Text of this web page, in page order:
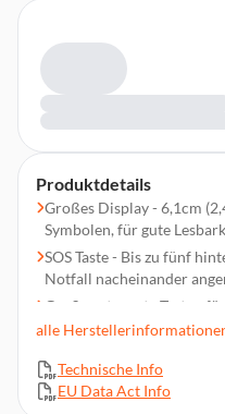
Produktdetails
Großes Display - 6,1cm
Symbolen, für gute
SOS Taste - Bis zu fünf
Notfall nacheinander
Große getrennte Taste -
Taschenlampenfunktion -
finden
Klapp-Design – Tasten sind
alle
Technische Info
EU Data Act Info